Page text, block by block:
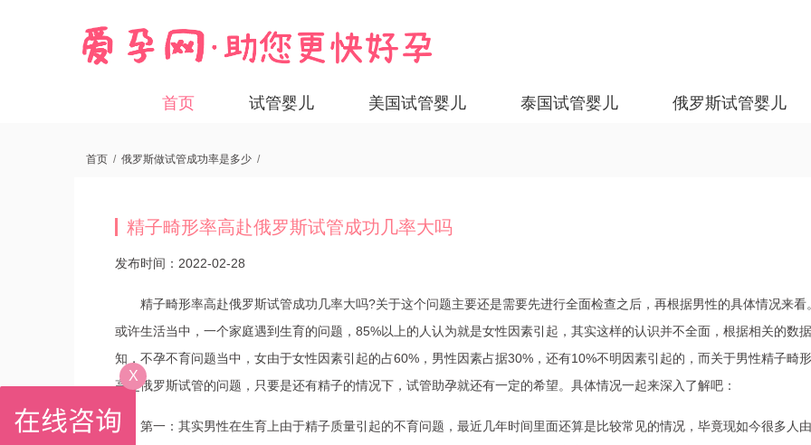
首页 试管婴儿 美国试管婴儿 泰国试管婴儿 俄罗斯试管婴儿
首页 / 俄罗斯做试管成功率是多少 /
精子畸形率高赴俄罗斯试管成功几率大吗
发布时间：2022-02-28
精子畸形率高赴俄罗斯试管成功几率大吗?关于这个问题主要还是需要先进行全面检查之后，再根据男性的具体情况来看
或许生活当中，一个家庭遇到生育的问题，85%以上的人认为就是女性因素引起，其实这样的认识并不全面，根据相关的数
知，不孕不育问题当中，女由于女性因素引起的占60%，男性因素占据30%，还有10%不明因素引起的，而关于男性精子畸
高赴俄罗斯试管的问题，只要是还有精子的情况下，试管助孕就还有一定的希望。具体情况一起来深入了解吧：
第一：其实男性在生育上由于精子质量引起的不育问题，最近几年时间里面还算是比较常见的情况，毕竟现如今很多人
X